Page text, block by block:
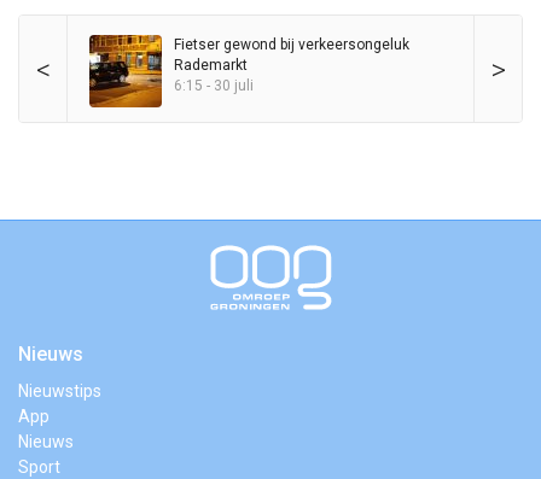
< >
Fietser gewond bij verkeersongeluk
Rademarkt
6:15 - 30 juli
Nieuws
Nieuwstips
App
Nieuws
Sport